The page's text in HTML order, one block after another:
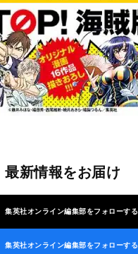
最新情報をお届け
集英社オンライン編集部をフォローする
集英社オンライン編集部をフォローする